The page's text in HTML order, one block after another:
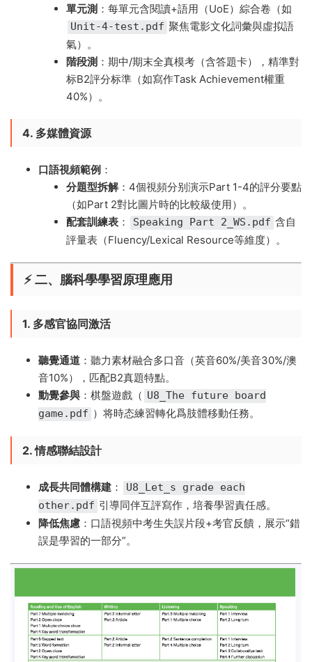
單元測 ​：每單元含閱讀+語用（UoE）綜合卷（如
Unit-4-test.pdf 聚焦電影文化詞彙與虛拟語
氣）。
階段測 ​：期中/期末全真模考（含答題卡），精準對
标B2評分标準（如寫作Task Achievement權重
40%）。
4. 多媒體資源
口語視頻範例 ​：
分題型拆解​：4個視頻分别演示Part 1-4的評分要點
（如Part 2對比圖片時的比較級使用）。
配套訓練表 ​： Speaking Part 2_WS.pdf 含自
評量表（Fluency/Lexical Resource等維度）。
⚡️ ​二、腦科學學習原理應用
1. 多感官協同激活
聽覺通道 ​：聽力素材融合多口音（英音60%/美音30%/澳
音10%），匹配B2真題特點。
動覺參與 ​：棋盤遊戲（ U8_The future board
game.pdf ）将時态練習轉化爲肢體移動任務。
2. 情感聯結設計
成長共同體構建 ​：
U8_Let_s grade each
other.pdf 引導同伴互評寫作，培養學習責任感。
降低焦慮 ​：口語視頻中考生失誤片段+考官反饋，展示“錯
誤是學習的一部分”。